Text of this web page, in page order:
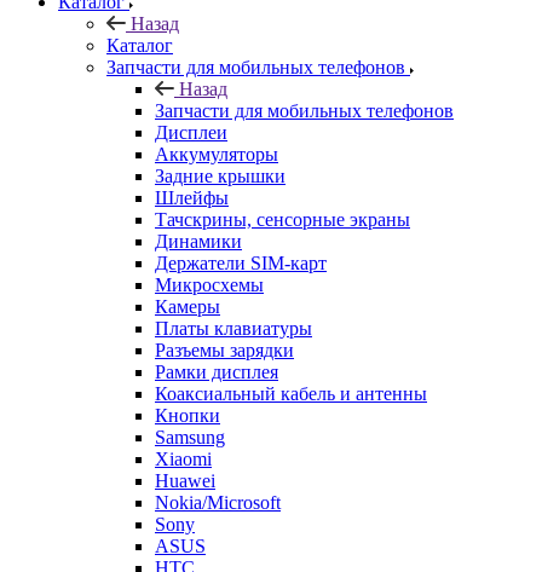
Запчасти для мобильных телефонов
Назад
Запчасти для мобильных телефонов
Дисплеи
Аккумуляторы
Задние крышки
Шлейфы
Тачскрины, сенсорные экраны
Динамики
Держатели SIM-карт
Микросхемы
Камеры
Платы клавиатуры
Разъемы зарядки
Рамки дисплея
Коаксиальный кабель и антенны
Кнопки
Samsung
Xiaomi
Huawei
Nokia/Microsoft
Sony
ASUS
HTC
Meizu
FLY